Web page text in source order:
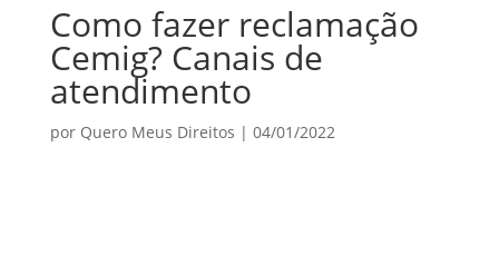
Como fazer reclamação
Cemig? Canais de
atendimento
por Quero Meus Direitos | 04/01/2022